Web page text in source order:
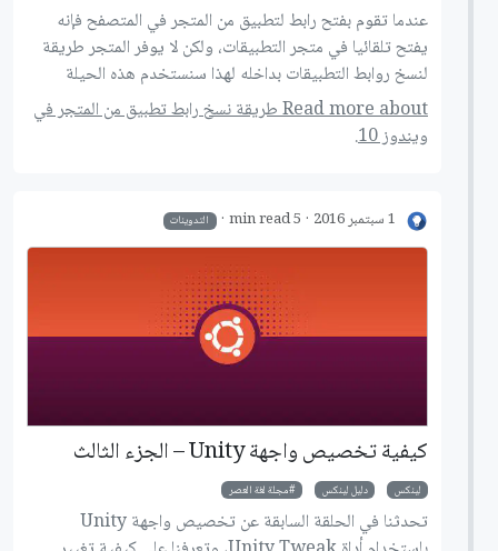
عندما تقوم بفتح رابط لتطبيق من المتجر في المتصفح فإنه
يفتح تلقائيا في متجر التطبيقات، ولكن لا يوفر المتجر طريقة
لنسخ روابط التطبيقات بداخله لهذا سنستخدم هذه الحيلة
Read more about طريقة نسخ رابط تطبيق من المتجر في
ويندوز 10.
1 سبتمبر 2016 5 min read التدوينات
كيفية تخصيص واجهة Unity – الجزء الثالث
لينكس دليل لينكس مجلة لغة العصر
تحدثنا في الحلقة السابقة عن تخصيص واجهة Unity